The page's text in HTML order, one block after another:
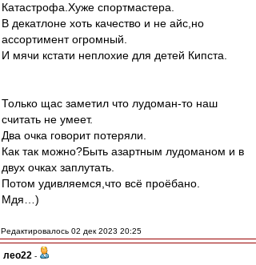
Катастрофа.Хуже спортмастера.
В декатлоне хоть качество и не айс,но
ассортимент огромный.
И мячи кстати неплохие для детей Кипста.
Только щас заметил что лудоман-то наш
считать не умеет.
Два очка говорит потеряли.
Как так можно?Быть азартным лудоманом и в
двух очках заплутать.
Потом удивляемся,что всё проёбано.
Мдя…)
Редактировалось 02 дек 2023 20:25
лео22 -